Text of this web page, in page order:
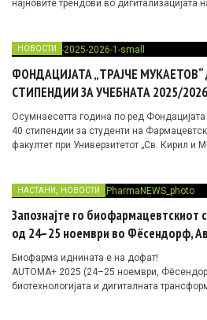
најновите трендови во дигитализацијата
пациент-центричниот пристап кон
НОВОСТИ
ФОНДАЦИЈАТА „ТРАЈЧЕ
СТИПЕНДИИ ЗА УЧЕБНАТА 2025/2026
Осумнаесетта година по ред Фондацијата
40 стипендии за студенти на
факултет при Универзитетот „Св. Кирил и
НАСТАНИ НОВОСТИ
Запознајте го биофармацевтскиот
од 24–25 ноември во Фёсендорф,
Биофарма иднината е на дофат!
AUTOMA+ 2025 (24–25 ноември,
биотехнологијата и дигиталната